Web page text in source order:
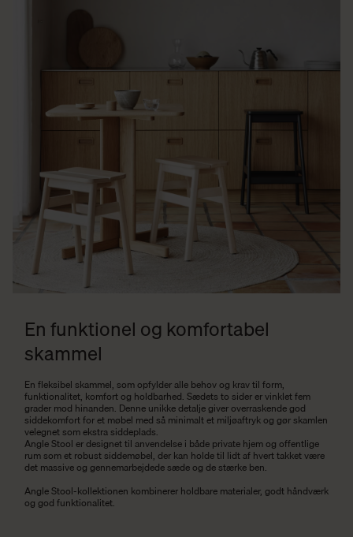
En funktionel og komfortabel
skammel
En fleksibel skammel, som opfylder alle behov og krav til form,
funktionalitet, komfort og holdbarhed. Sædets to sider er vinklet fem
grader mod hinanden. Denne unikke detalje giver overraskende god
siddekomfort for et møbel med så minimalt et miljøaftryk og gør skamlen
velegnet som ekstra siddeplads.
Angle Stool er designet til anvendelse i både private hjem og offentlige
rum som et robust siddemøbel, der kan holde til lidt af hvert takket være
det massive og gennemarbejdede sæde og de stærke ben.
Angle Stool-kollektionen kombinerer holdbare materialer, godt håndværk
og god funktionalitet.